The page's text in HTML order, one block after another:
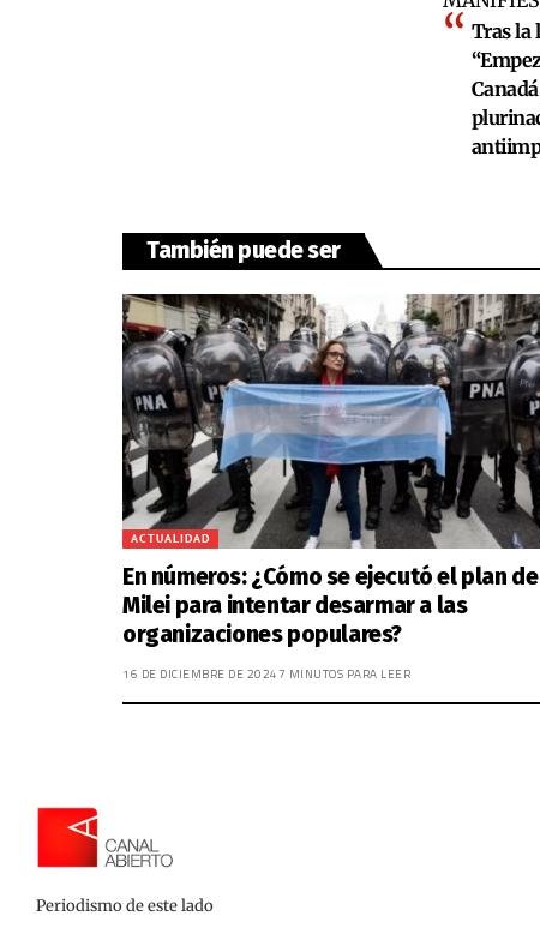
Tras la
También puede ser
ACTUALIDAD
En números: ¿Cómo se ejecutó el plan de
Milei para intentar desarmar a las
organizaciones populares?
16 DE DICIEMBRE DE 20247 MINUTOS PARA LEER
Periodismo de este lado